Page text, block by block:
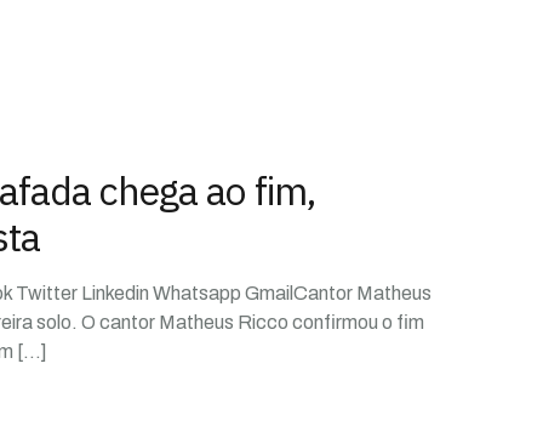
chega ao fim,
Twitter Linkedin Whatsapp GmailCantor Matheus
solo. O cantor Matheus Ricco confirmou o fim
[…]